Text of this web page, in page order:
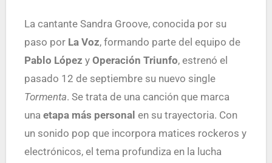
La cantante Sandra Groove, conocida por su
paso por La Voz, formando parte del equipo de
Pablo López y Operación Triunfo, estrenó el
pasado 12 de septiembre su nuevo single
Tormenta. Se trata de una canción que marca
una etapa más personal en su trayectoria. Con
un sonido pop que incorpora matices rockeros y
electrónicos, el tema profundiza en la lucha